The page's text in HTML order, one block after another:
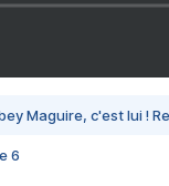
Maguire, c'est lui !
6